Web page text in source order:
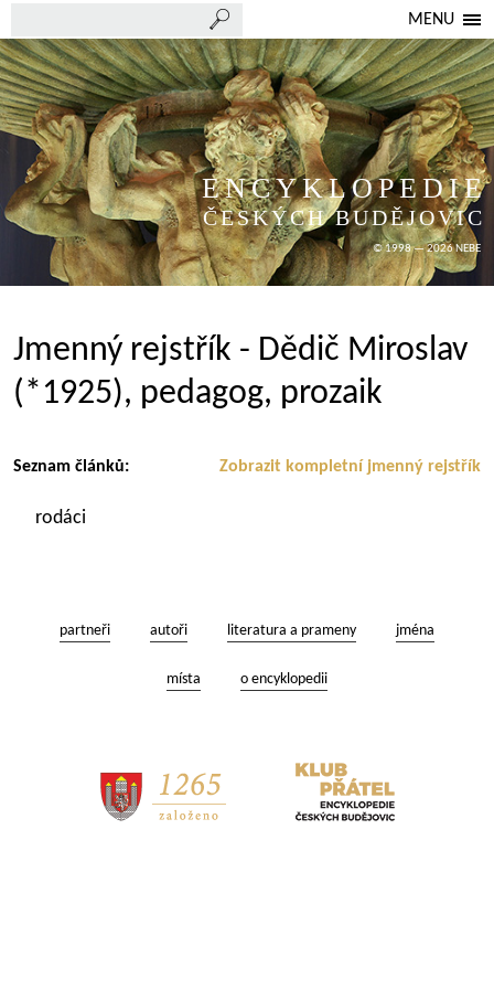
MENU
ENCYKLOPEDIE
ČESKÝCH BUDĚJOVIC
© 1998 — 2026 NEBE
Jmenný rejstřík - Dědič Miroslav
(*1925), pedagog, prozaik
Zobrazit kompletní jmenný rejstřík
Seznam článků:
rodáci
partneři autoři literatura a prameny jména
místa o encyklopedii